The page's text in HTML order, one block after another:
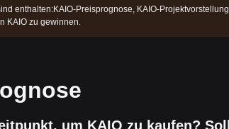
enthalten:KAIO-Preisprognose, KAIO-
KAIO zu gewinnen.
um KAIO zu kaufen?